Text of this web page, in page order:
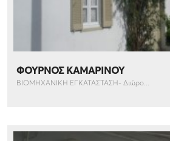
ΦΟΥΡΝΟΣ ΚΑΜΑΡΙΝΟΥ
ΒΙΟΜΗΧΑΝΙΚΗ ΕΓΚΑΤΑΣΤΑΣΗ- Διώρο...